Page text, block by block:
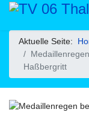
Aktuelle Seite:
Haßbergritt